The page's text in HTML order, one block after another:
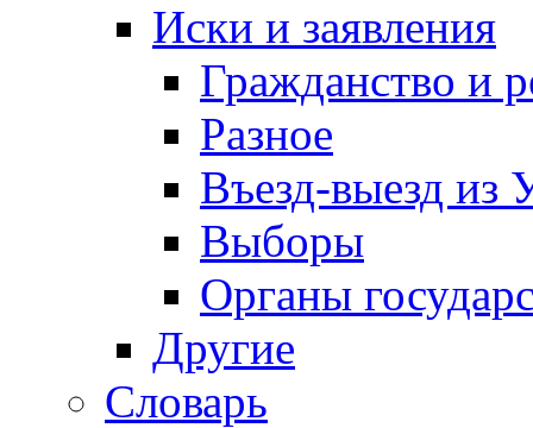
Иски и заявления
Гражданство и
Разное
Въезд-выезд из
Выборы
Органы
Другие
Словарь